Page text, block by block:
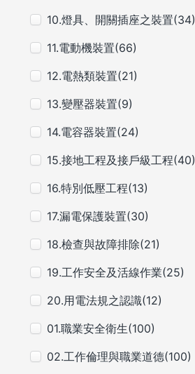
10.燈具、開關插座之裝置(34)
11.電動機裝置(66)
12.電熱類裝置(21)
13.變壓器裝置(9)
14.電容器裝置(24)
15.接地工程及接戶級工程(40)
16.特別低壓工程(13)
17.漏電保護裝置(30)
18.檢查與故障排除(21)
19.工作安全及活線作業(25)
20.用電法規之認識(12)
01.職業安全衛生(100)
02.工作倫理與職業道德(100)